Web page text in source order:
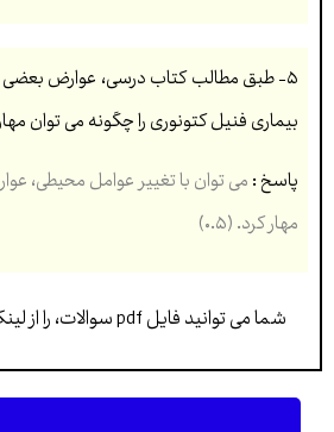
۵- طبق مطالب كتاب درسی، عوارض بعضی
بیماری فنیل كتونوری را چگونه می توان
پاسخ :می توان با تغییر عوامل محیطی،
مهار كرد. (۰.۵)
شما می توانید فایل pdf سوالات، را از لینک زیر دانلود کنید…